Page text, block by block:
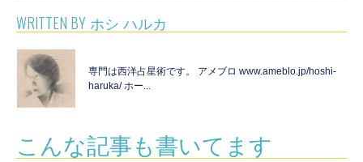
WRITTEN BY ホシ ハルカ
専門は西洋占星術です。 アメブロ www.ameblo.jp/hoshi-
haruka/ ホー...
こんな記事も書いてます